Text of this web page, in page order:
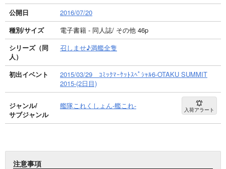
公開日
2016/07/20
種別/サイズ
電子書籍 - 同人誌/ その他 46p
シリーズ（同
人）
召しませ♪満艦全隻
初出イベント
2015/03/29 ｺﾐｯｸﾏｰｹｯﾄｽﾍﾟｼｬﾙ6-OTAKU SUMMIT
2015-(2日目)
ジャンル/
サブジャンル
艦隊これくしょん-艦これ- 入荷アラート
注意事項